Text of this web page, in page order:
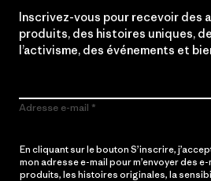
Inscrivez-vous pour recevoir des
produits, des histoires uniques,
l’activisme, des événements et
Adresse e-mail
En cliquant sur le bouton S’inscrire,
mon adresse e-mail pour m’envoyer des
produits, les histoires originales, la